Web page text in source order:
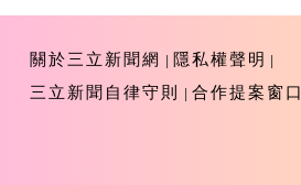
關於三立新聞網
隱私權聲明
三立新聞自律守則
合作提案窗口